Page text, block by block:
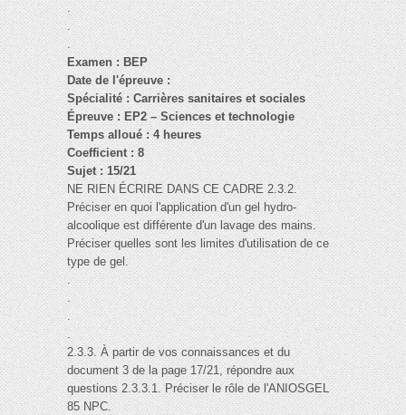
.
.
.
Examen : BEP
Date de l'épreuve :
Spécialité : Carrières sanitaires et sociales
Épreuve : EP2 – Sciences et technologie
Temps alloué : 4 heures
Coefficient : 8
Sujet : 15/21
NE RIEN ÉCRIRE DANS CE CADRE 2.3.2.
Préciser en quoi l'application d'un gel hydro-
alcoolique est différente d'un lavage des mains.
Préciser quelles sont les limites d'utilisation de ce
type de gel.
.
.
.
.
2.3.3. À partir de vos connaissances et du
document 3 de la page 17/21, répondre aux
questions 2.3.3.1. Préciser le rôle de l'ANIOSGEL
85 NPC.